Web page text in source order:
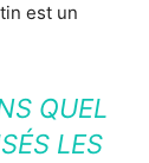
est un
QUEL
LES